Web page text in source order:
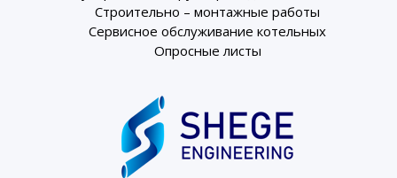
Строительно – монтажные работы
Сервисное обслуживание котельных
Опросные листы